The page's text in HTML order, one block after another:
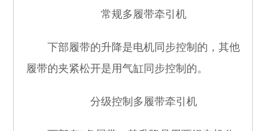
常规多履带牵引机
下部履带的升降是电机同步控制的，其他
履带的夹紧松开是用气缸同步控制的。
分级控制多履带牵引机